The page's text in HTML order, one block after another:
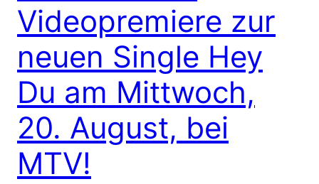
Videopremiere zur
neuen Single Hey
Du am Mittwoch,
20. August, bei
MTV!